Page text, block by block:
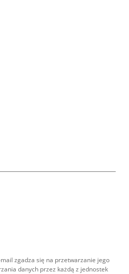
zgadza się na przetwarzanie jego
danych przez każdą z jednostek